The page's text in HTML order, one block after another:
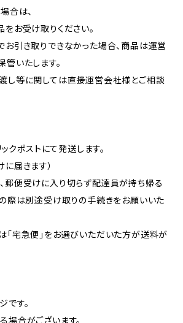
合は、
お受け取りください。
お引き取りできなかった場合、商品は運営
いたします。
し等に関しては直接運営会社様とご相談
クポストにて発送します。
届きます）
郵便受けに入り切らず配達員が持ち帰る
の際は別途受け取りの手続きをお願いいた
「宅急便」をお選びいただいた方が送料が
です。
場合がございます。